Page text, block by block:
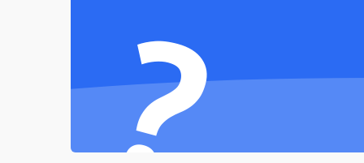
Система охлаждения